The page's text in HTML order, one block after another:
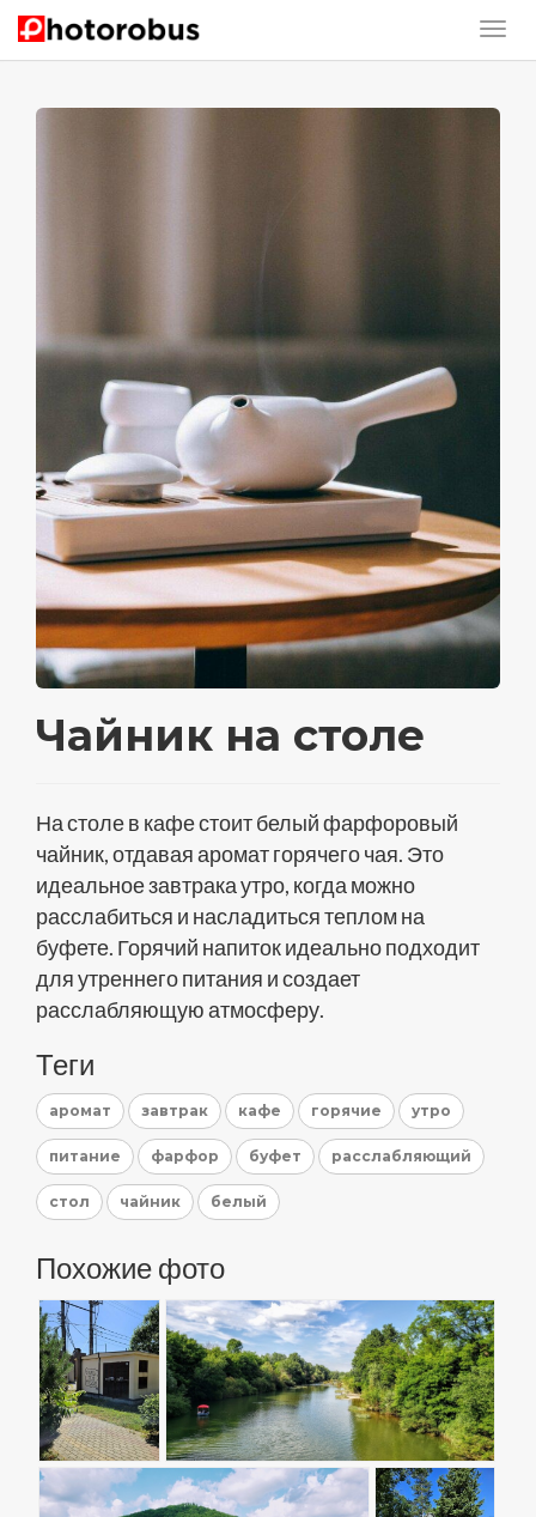
Чайник на столе
На столе в кафе стоит белый фарфоровый
чайник, отдавая аромат горячего чая. Это
идеальное завтрака утро, когда можно
расслабиться и насладиться теплом на
буфете. Горячий напиток идеально подходит
для утреннего питания и создает
расслабляющую атмосферу.
Теги
аромат завтрак кафе горячие утро
питание фарфор буфет расслабляющий
стол чайник белый
Похожие фото